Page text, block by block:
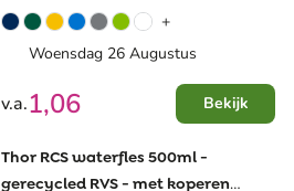
+
Woensdag 26 Augustus
v.a.1,06 Bekijk
Thor RCS waterfles 500ml -
gerecycled RVS - met koperen